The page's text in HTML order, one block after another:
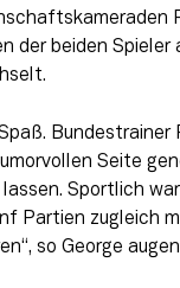
der beiden Spieler
Bundestrainer
Seite
Sportlich war
Partien zugleich
so George